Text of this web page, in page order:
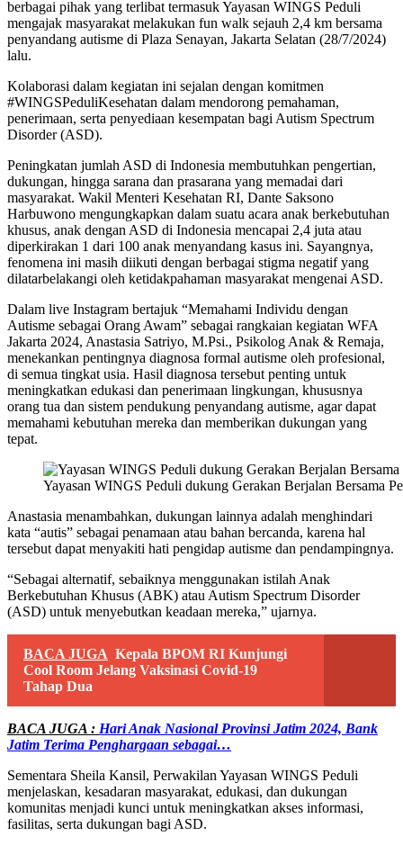
berbagai pihak yang terlibat termasuk Yayasan WINGS Peduli
mengajak masyarakat melakukan fun walk sejauh 2,4 km bersama
penyandang autisme di Plaza Senayan, Jakarta Selatan (28/7/2024)
lalu.
Kolaborasi dalam kegiatan ini sejalan dengan komitmen
#WINGSPeduliKesehatan dalam mendorong pemahaman,
penerimaan, serta penyediaan kesempatan bagi Autism Spectrum
Disorder (ASD).
Peningkatan jumlah ASD di Indonesia membutuhkan pengertian,
dukungan, hingga sarana dan prasarana yang memadai dari
masyarakat. Wakil Menteri Kesehatan RI, Dante Saksono
Harbuwono mengungkapkan dalam suatu acara anak berkebutuhan
khusus, anak dengan ASD di Indonesia mencapai 2,4 juta atau
diperkirakan 1 dari 100 anak menyandang kasus ini. Sayangnya,
fenomena ini masih diikuti dengan berbagai stigma negatif yang
dilatarbelakangi oleh ketidakpahaman masyarakat mengenai ASD.
Dalam live Instagram bertajuk “Memahami Individu dengan
Autisme sebagai Orang Awam” sebagai rangkaian kegiatan WFA
Jakarta 2024, Anastasia Satriyo, M.Psi., Psikolog Anak & Remaja,
menekankan pentingnya diagnosa formal autisme oleh profesional,
di semua tingkat usia. Hasil diagnosa tersebut penting untuk
meningkatkan edukasi dan penerimaan lingkungan, khususnya
orang tua dan sistem pendukung penyandang autisme, agar dapat
memahami kebutuhan mereka dan memberikan dukungan yang
tepat.
Yayasan WINGS Peduli dukung Gerakan Berjalan Bersama
Anastasia menambahkan, dukungan lainnya adalah menghindari
kata “autis” sebagai penamaan atau bahan bercanda, karena hal
tersebut dapat menyakiti hati pengidap autisme dan pendampingnya.
“Sebagai alternatif, sebaiknya menggunakan istilah Anak
Berkebutuhan Khusus (ABK) atau Autism Spectrum Disorder
(ASD) untuk menyebutkan keadaan mereka,” ujarnya.
BACA JUGA Kepala BPOM RI Kunjungi
Cool Room Jelang Vaksinasi Covid-19
Tahap Dua
BACA JUGA : Hari Anak Nasional Provinsi Jatim 2024, Bank
Jatim Terima Penghargaan sebagai…
Sementara Sheila Kansil, Perwakilan Yayasan WINGS Peduli
menjelaskan, kesadaran masyarakat, edukasi, dan dukungan
komunitas menjadi kunci untuk meningkatkan akses informasi,
fasilitas, serta dukungan bagi ASD.